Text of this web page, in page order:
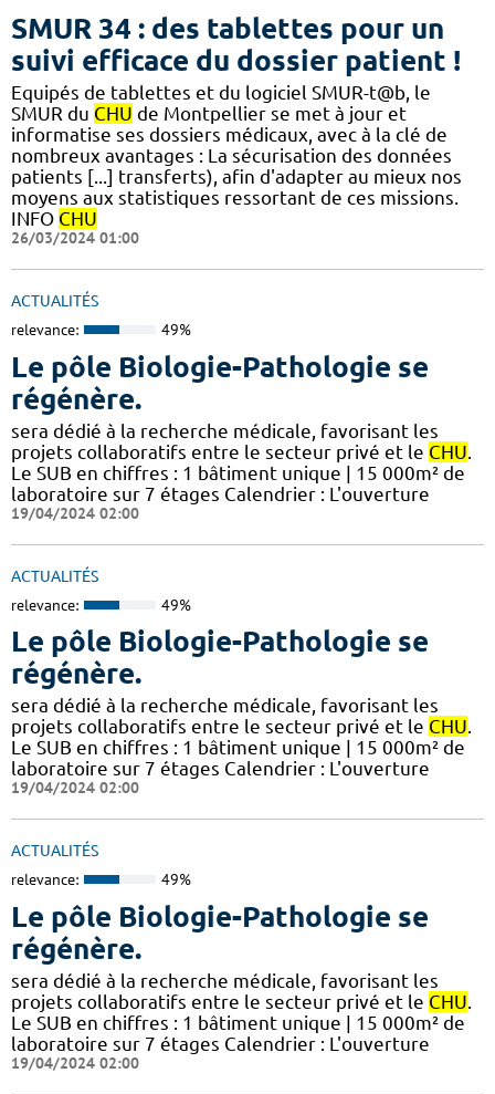
SMUR 34 : des tablettes pour un
suivi efficace du dossier patient !
​​Equipés de tablettes et du logiciel SMUR-t@b, le
SMUR du CHU de Montpellier se met à jour et
informatise ses dossiers médicaux, avec à la clé de
nombreux avantages : ​​La sécurisation des données
patients [...] transferts), afin d'adapter au mieux nos
moyens aux statistiques ressortant de ces missions.​​
INFO CHU
26/03/2024 01:00
ACTUALITÉS
relevance: 49%
Le pôle Biologie-Pathologie se
régénère.
sera dédié à la recherche médicale, favorisant les
projets collaboratifs entre le secteur privé et le CHU
Le SUB en chiffres : 1 bâtiment unique | 15 000m² de
laboratoire sur 7 étages​​ Calendrier : L'ouverture
19/04/2024 02:00
ACTUALITÉS
relevance: 49%
Le pôle Biologie-Pathologie se
régénère.
sera dédié à la recherche médicale, favorisant les
projets collaboratifs entre le secteur privé et le CHU.
Le SUB en chiffres : 1 bâtiment unique | 15 000m² de
laboratoire sur 7 étages​​ Calendrier : L'ouverture
19/04/2024 02:00
ACTUALITÉS
relevance: 49%
Le pôle Biologie-Pathologie se
régénère.
sera dédié à la recherche médicale, favorisant les
projets collaboratifs entre le secteur privé et le CHU
Le SUB en chiffres : 1 bâtiment unique | 15 000m² de
laboratoire sur 7 étages​​ Calendrier : L'ouverture
19/04/2024 02:00